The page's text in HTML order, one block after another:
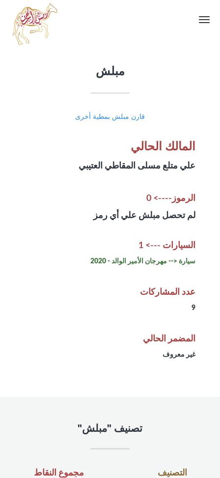
Toggle
مبلش
قارن مبلش بمطية أخرى
المالك الحالي
علي متلع مسلى المقاطي العتيبي
الرموز----> 0
لم تحصل مبلش علي أي رمز
السيارات ---> 1
سيارة <-- مهرجان الأمير الوالد - 2020
عدد المشاركات
9
المضمر الحالي
غير معروف
تصنيف "مبلش"
مجموع النقاط التصنيف